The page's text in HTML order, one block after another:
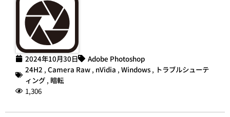
2024年10月30日
Adobe Photoshop
24H2 , Camera Raw , nVidia , Windows , トラブルシューテ
ィング , 暗転
1,306